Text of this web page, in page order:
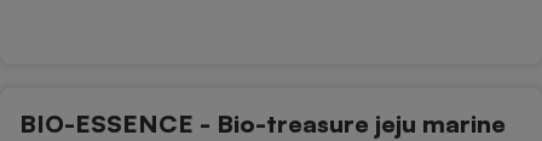
BIO-ESSENCE - Bio-treasure jeju marine